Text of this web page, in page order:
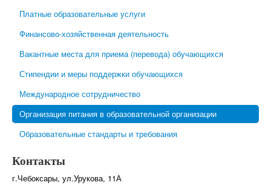
Платные образовательные услуги
Финансово-хозяйственная деятельность
Вакантные места для приема (перевода) обучающихся
Стипендии и меры поддержки обучающихся
Международное сотрудничество
Организация питания в образовательной организации
Образовательные стандарты и требования
Контакты
г.Чебоксары, ул.Урукова, 11А